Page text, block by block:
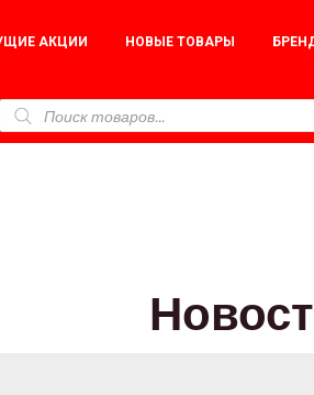
АКЦИИ НОВЫЕ ТОВАРЫ